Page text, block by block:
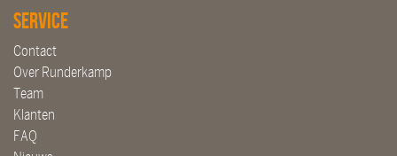
Service
Contact
Over Runderkamp
Team
Klanten
FAQ